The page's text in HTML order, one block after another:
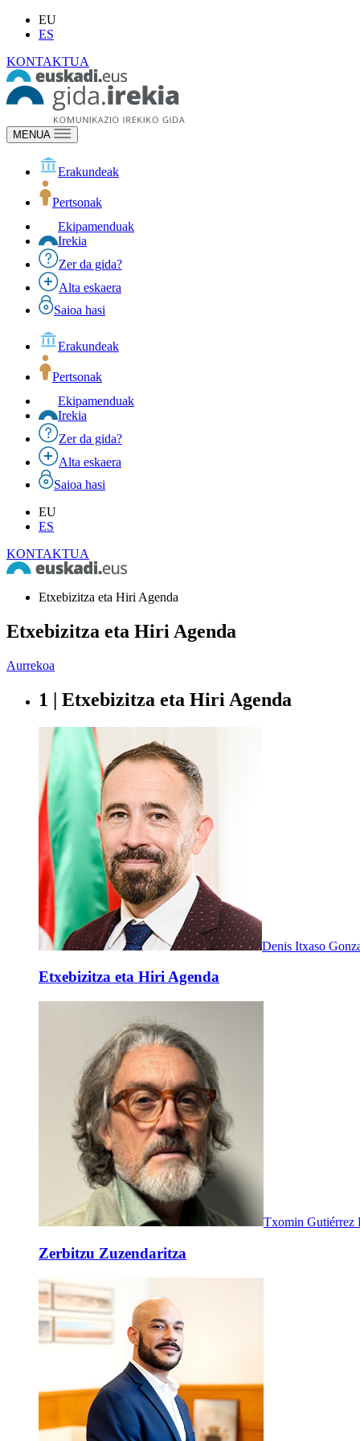
EU
ES
KONTAKTUA
MENUA
Erakundeak
Pertsonak
Ekipamenduak
Irekia
Zer da gida?
Alta eskaera
Saioa hasi
Erakundeak
Pertsonak
Ekipamenduak
Irekia
Zer da gida?
Alta eskaera
Saioa hasi
EU
ES
KONTAKTUA
Etxebizitza eta Hiri Agenda
Etxebizitza eta Hiri Agenda
Aurrekoa
1 | Etxebizitza eta Hiri Agenda
Denis Itxaso
Etxebizitza eta Hiri Agenda
Txomin Gutiérrez
Zerbitzu Zuzendaritza